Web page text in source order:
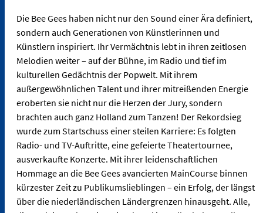
Die Bee Gees haben nicht nur den Sound einer Ära definiert,
sondern auch Generationen von Künstlerinnen und
Künstlern inspiriert. Ihr Vermächtnis lebt in ihren zeitlosen
Melodien weiter – auf der Bühne, im Radio und tief im
kulturellen Gedächtnis der Popwelt. Mit ihrem
außergewöhnlichen Talent und ihrer mitreißenden Energie
eroberten sie nicht nur die Herzen der Jury, sondern
brachten auch ganz Holland zum Tanzen! Der Rekordsieg
wurde zum Startschuss einer steilen Karriere: Es folgten
Radio- und TV-Auftritte, eine gefeierte Theatertournee,
ausverkaufte Konzerte. Mit ihrer leidenschaftlichen
Hommage an die Bee Gees avancierten MainCourse binnen
kürzester Zeit zu Publikumslieblingen – ein Erfolg, der längst
über die niederländischen Ländergrenzen hinausgeht. Alle,